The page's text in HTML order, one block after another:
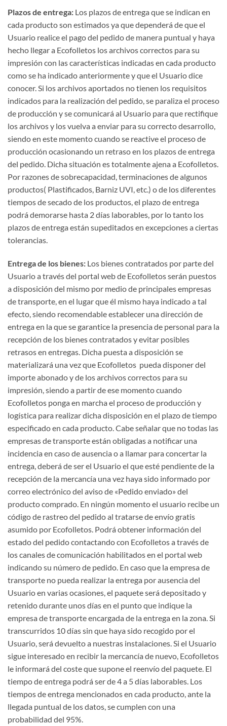
Plazos de entrega: Los plazos de entrega que se indican en
cada producto son estimados ya que dependerá de que el
Usuario realice el pago del pedido de manera puntual y haya
hecho llegar a Ecofolletos los archivos correctos para su
impresión con las características indicadas en cada producto
como se ha indicado anteriormente y que el Usuario dice
conocer. Si los archivos aportados no tienen los requisitos
indicados para la realización del pedido, se paraliza el proceso
de producción y se comunicará al Usuario para que rectifique
los archivos y los vuelva a enviar para su correcto desarrollo,
siendo en este momento cuando se reactive el proceso de
producción ocasionando un retraso en los plazos de entrega
del pedido. Dicha situación es totalmente ajena a Ecofolletos.
Por razones de sobrecapacidad, terminaciones de algunos
productos( Plastificados, Barniz UVI, etc.) o de los diferentes
tiempos de secado de los productos, el plazo de entrega
podrá demorarse hasta 2 días laborables, por lo tanto los
plazos de entrega están supeditados en excepciones a ciertas
tolerancias.
Entrega de los bienes: Los bienes contratados por parte del
Usuario a través del portal web de Ecofolletos serán puestos
a disposición del mismo por medio de principales empresas
de transporte, en el lugar que él mismo haya indicado a tal
efecto, siendo recomendable establecer una dirección de
entrega en la que se garantice la presencia de personal para la
recepción de los bienes contratados y evitar posibles
retrasos en entregas. Dicha puesta a disposición se
materializará una vez que Ecofolletos pueda disponer del
importe abonado y de los archivos correctos para su
impresión, siendo a partir de ese momento cuando
Ecofolletos ponga en marcha el proceso de producción y
logística para realizar dicha disposición en el plazo de tiempo
especificado en cada producto. Cabe señalar que no todas las
empresas de transporte están obligadas a notificar una
incidencia en caso de ausencia o a llamar para concertar la
entrega, deberá de ser el Usuario el que esté pendiente de la
recepción de la mercancía una vez haya sido informado por
correo electrónico del aviso de «Pedido enviado» del
producto comprado. En ningún momento el usuario recibe un
código de rastreo del pedido al tratarse de envío gratis
asumido por Ecofolletos. Podrá obtener información del
estado del pedido contactando con Ecofolletos a través de
los canales de comunicación habilitados en el portal web
indicando su número de pedido. En caso que la empresa de
transporte no pueda realizar la entrega por ausencia del
Usuario en varias ocasiones, el paquete será depositado y
retenido durante unos días en el punto que indique la
empresa de transporte encargada de la entrega en la zona. Si
transcurridos 10 días sin que haya sido recogido por el
Usuario, será devuelto a nuestras instalaciones. Si el Usuario
sigue interesado en recibir la mercancía de nuevo, Ecofolletos
le informará del coste que supone el reenvío del paquete. El
tiempo de entrega podrá ser de 4 a 5 días laborables. Los
tiempos de entrega mencionados en cada producto, ante la
llegada puntual de los datos, se cumplen con una
probabilidad del 95%.